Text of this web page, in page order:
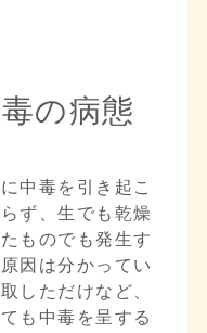
毒の病態
中毒を引き起こ
ず、生でも乾燥
ものでも発生す
因は分かってい
しただけなど、
も中毒を呈する